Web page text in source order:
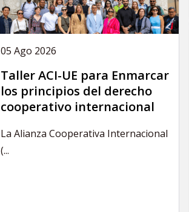
05 Ago 2026
Taller ACI-UE para Enmarcar
los principios del derecho
cooperativo internacional
La Alianza Cooperativa Internacional
(...